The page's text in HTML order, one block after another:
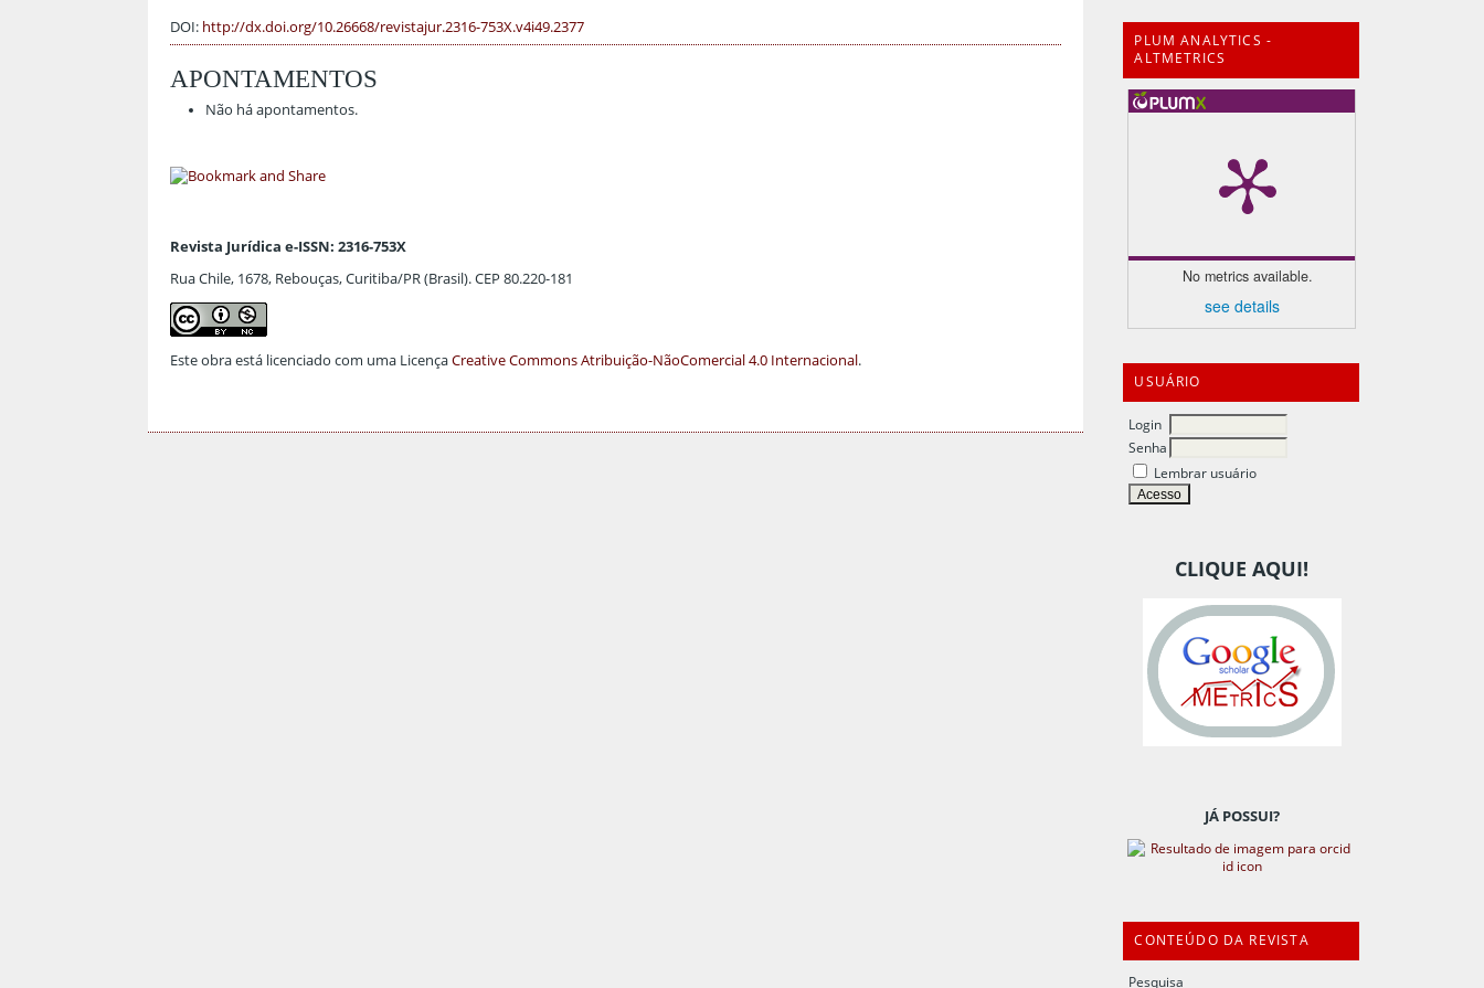
PLUM ANALYTICS -
ALTMETRICS
No metrics available.
see details
USUÁRIO
Login
Senha
Lembrar usuário
CLIQUE AQUI!
JÁ POSSUI?
CONTEÚDO DA REVISTA
Pesquisa
DOI: http://dx.doi.org/10.26668/revistajur.2316-753X.v4i49.2377
APONTAMENTOS
Não há apontamentos.
Revista Jurídica e-ISSN: 2316-753X
Rua Chile, 1678, Rebouças, Curitiba/PR (Brasil). CEP 80.220-181
Este obra está licenciado com uma LicençaCreative Commons Atribuição-NãoComercial 4.0 Internacional.